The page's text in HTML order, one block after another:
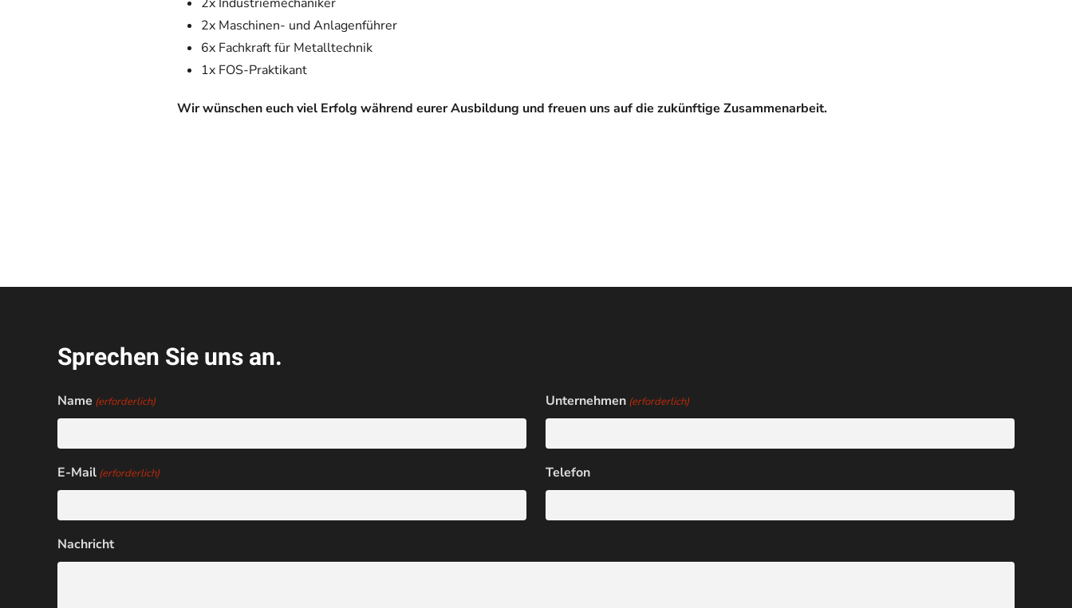
2x Maschinen- und Anlagenführer
6x Fachkraft für Metalltechnik
1x FOS-Praktikant
Wir wünschen euch viel Erfolg während eurer Ausbildung und freuen uns auf die zukünftige Zusammenarbeit.
Sprechen Sie uns an.
Name (erforderlich) Unternehmen (erforderlich)
E-Mail (erforderlich) Telefon
Nachricht